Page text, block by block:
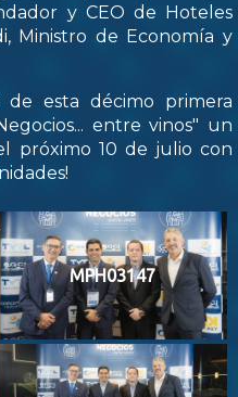
y CEO de Hoteles
Ministro de Economía y
esta décimo primera
entre vinos" un
próximo 10 de julio con
MPH03147